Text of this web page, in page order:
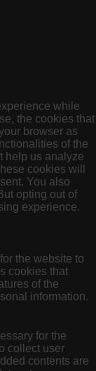
while
the cookies that
browser as
of the
help us analyze
cookies will
You also
opting out of
experience.
the website to
cookies that
of the
information.
for the
collect user
contents are